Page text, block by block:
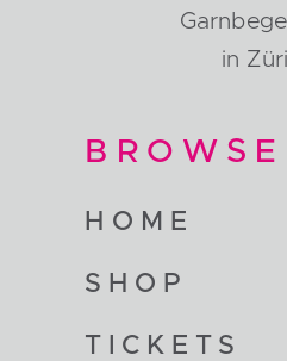
BROWSE
HOME
TICKETS
SHOP
in